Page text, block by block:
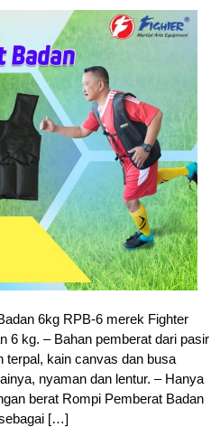
6kg RPB-6 merek Fighter
6 kg. – Bahan pemberat dari pasir
terpal, kain canvas dan busa
nyaman dan lentur. – Hanya
berat Rompi Pemberat Badan
[…]